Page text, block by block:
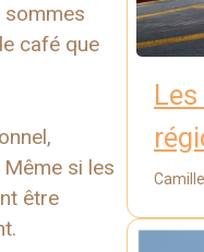
sommes
café que
si les
être